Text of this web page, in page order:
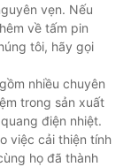
vẹn. Nếu
về tấm pin
tôi, hãy gọi
nhiều chuyên
trong sản xuất
điện nhiệt.
việc cải thiện tính
họ đã thành